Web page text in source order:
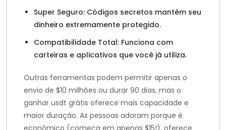
Super Seguro: Códigos secretos mantêm seu
dinheiro extremamente protegido.
Compatibilidade Total: Funciona com
carteiras e aplicativos que você já utiliza.
Outras ferramentas podem permitir apenas o
envio de $10 milhões ou durar 90 dias, mas o
ganhar usdt grátis oferece mais capacidade e
maior duração. As pessoas adoram porque é
econômico (começa em apenas $15!), oferece